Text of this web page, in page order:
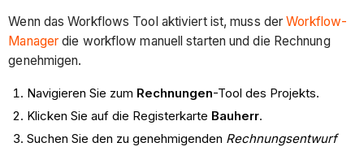
Wenn das Workflows Tool aktiviert ist, muss derWorkflow-
Manager die workflow manuell starten und die Rechnung
genehmigen.
Navigieren Sie zum Rechnungen-Tool des Projekts.
Klicken Sie auf die Registerkarte Bauherr.
Suchen Sie den zu genehmigenden Rechnungsentwurf